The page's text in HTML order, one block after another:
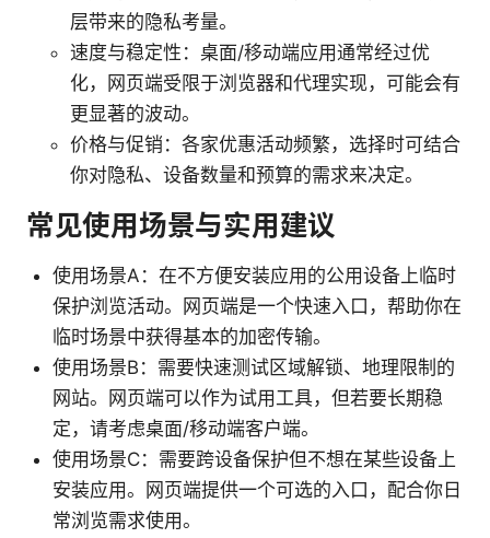
层带来的隐私考量。
速度与稳定性：桌面/移动端应用通常经过优
化，网页端受限于浏览器和代理实现，可能会有
更显著的波动。
价格与促销：各家优惠活动频繁，选择时可结合
你对隐私、设备数量和预算的需求来决定。
常见使用场景与实用建议
使用场景A：在不方便安装应用的公用设备上临时
保护浏览活动。网页端是一个快速入口，帮助你在
临时场景中获得基本的加密传输。
使用场景B：需要快速测试区域解锁、地理限制的
网站。网页端可以作为试用工具，但若要长期稳
定，请考虑桌面/移动端客户端。
使用场景C：需要跨设备保护但不想在某些设备上
安装应用。网页端提供一个可选的入口，配合你日
常浏览需求使用。